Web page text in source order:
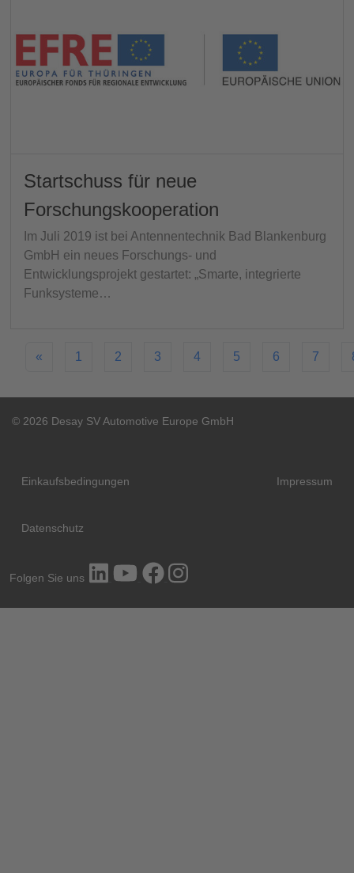
Startschuss für neue
Forschungskooperation
Im Juli 2019 ist bei Antennentechnik Bad Blankenburg
GmbH ein neues Forschungs- und
Entwicklungsprojekt gestartet: „Smarte, integrierte
Funksysteme…
« 1 2 3 4 5 6 7
© 2026 Desay SV Automotive Europe GmbH
Einkaufsbedingungen Impressum
Datenschutz
Folgen Sie uns